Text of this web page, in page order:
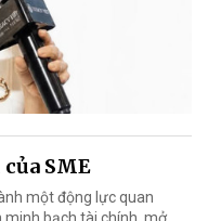
SME
một động lực quan